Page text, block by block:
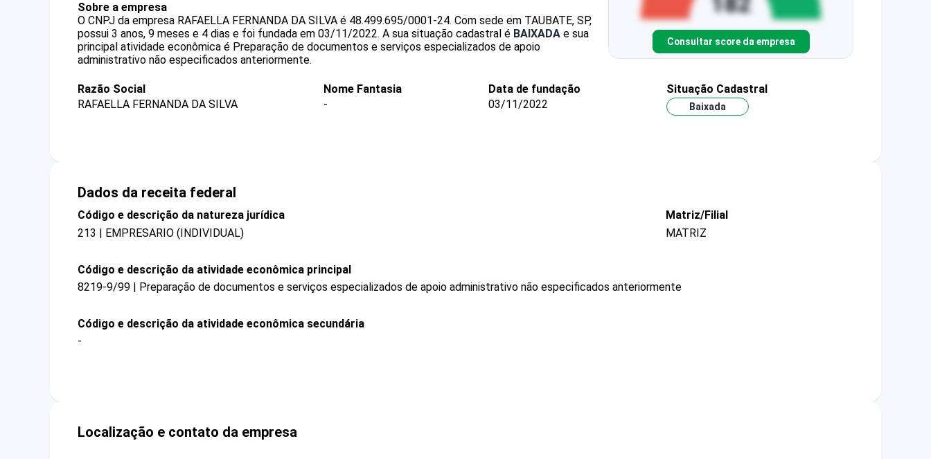
Sobre a empresa
O CNPJ da empresa RAFAELLA FERNANDA DA SILVA é 48.499.695/0001-24. Com sede em TAUBATE, SP,
possui 3 anos, 9 meses e 4 dias e foi fundada em 03/11/2022. A sua situação cadastral é BAIXADA e sua
principal atividade econômica é Preparação de documentos e serviços especializados de apoio
administrativo não especificados anteriormente.
Consultar score da empresa
Razão Social
RAFAELLA FERNANDA DA SILVA
Nome Fantasia
-
Data de fundação
03/11/2022
Situação Cadastral
Baixada
Dados da receita federal
Código e descrição da natureza jurídica
213 | EMPRESARIO (INDIVIDUAL)
Matriz/Filial
MATRIZ
Código e descrição da atividade econômica principal
8219-9/99 | Preparação de documentos e serviços especializados de apoio administrativo não especificados anteriormente
Código e descrição da atividade econômica secundária
-
Localização e contato da empresa